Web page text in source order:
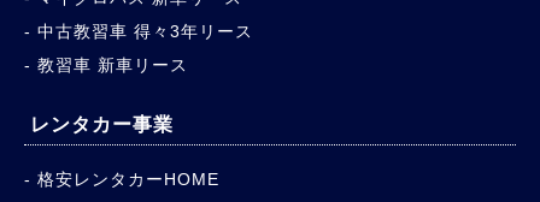
中古教習車 得々3年リース
教習車 新車リース
レンタカー事業
格安レンタカーHOME